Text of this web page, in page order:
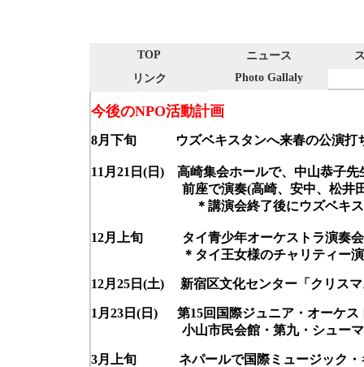
TOP ニュース
リンク
Photo Gallaly
今後のNPO活動計画
8月下旬 ウズベキスタンへ来春の公演打
11月21日(日) 高崎集会ホールで、中山恭子
前座で演奏(高崎、安中、松井田、
＊講演会終了後にウズベキスタン
12月上旬 タイ青少年オーケストラ演奏会
＊タイ王女様のチャリティー演奏
12月25日(土) 新宿区文化センター「クリス
1月23日(日) 第15回国際ジュニア・オーケス
小山市民会館・第九・シューマンピ
3月上旬 ネパールで国際ミュージック・